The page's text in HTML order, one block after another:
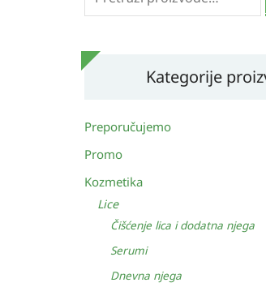
Kategorije
Preporučujemo
Promo
Kozmetika
Lice
Čišćenje lica i dodatna njega
Serumi
Dnevna njega